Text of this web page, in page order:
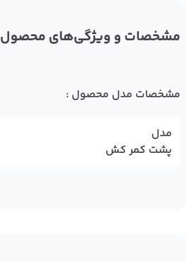
مشخصات و ویژگی‌های محصول
مشخصات مدل محصول :
مدل
پشت کمر کش